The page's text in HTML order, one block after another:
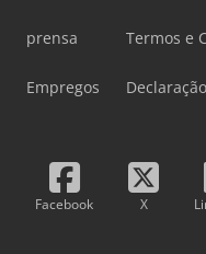
prensa
Empregos
Termos e
Facebook X